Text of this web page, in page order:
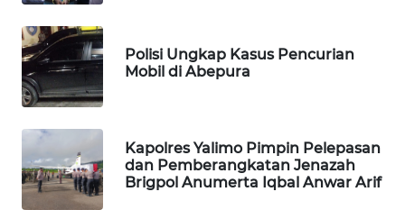
Polisi Ungkap Kasus Pencurian
Mobil di Abepura
Kapolres Yalimo Pimpin Pelepasan
dan Pemberangkatan Jenazah
Brigpol Anumerta Iqbal Anwar Arif
MKLI
LPKKI
LKKI
KOPEKLIN
PORTAL